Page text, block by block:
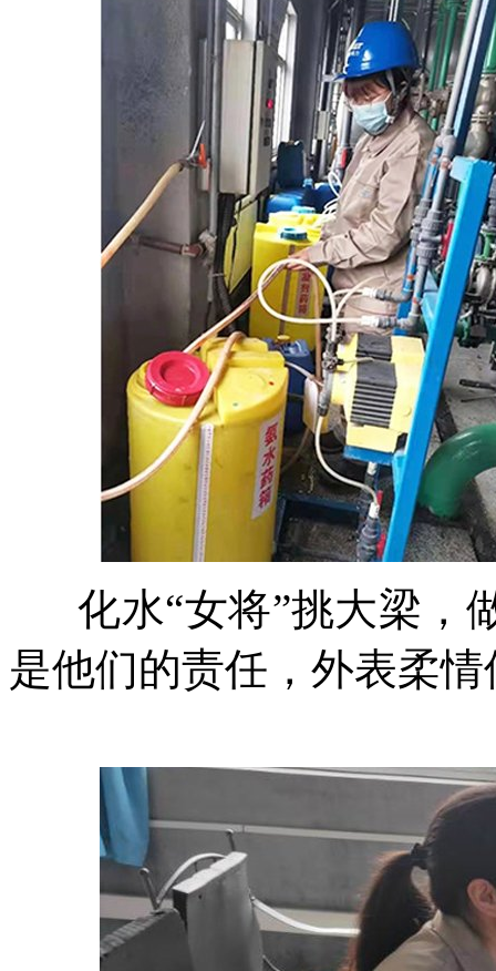
化水“女将”挑大梁，
是他们的责任，外表柔